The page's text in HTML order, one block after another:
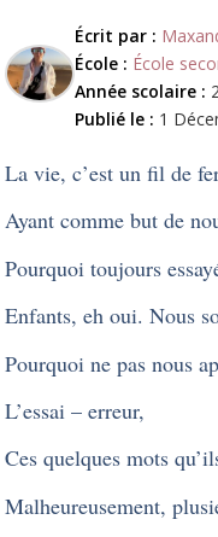
Écrit par :
École : École
Année scolaire :
Publié le : 1
La vie, c’est un fil de
Ayant comme but de
Pourquoi toujours
Enfants, eh oui. Nous
Pourquoi ne pas nous
L’essai – erreur,
Ces quelques mots
Malheureusement,